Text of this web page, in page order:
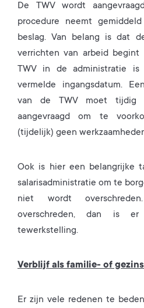
De TWV wordt
procedure neemt
beslag. Van belang is dat
verrichten van arbeid
TWV in de administratie
vermelde ingangsdatum.
van de TWV moet tijdig
aangevraagd om te
(tijdelijk) geen
Ook is hier een belangrijke
salarisadministratie om te
niet wordt
overschreden, dan is
tewerkstelling.
Verblijf als familie- of
Er zijn vele redenen te